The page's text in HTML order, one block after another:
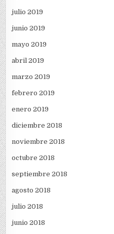
julio 2019
junio 2019
mayo 2019
abril 2019
marzo 2019
febrero 2019
enero 2019
diciembre 2018
noviembre 2018
octubre 2018
septiembre 2018
agosto 2018
julio 2018
junio 2018